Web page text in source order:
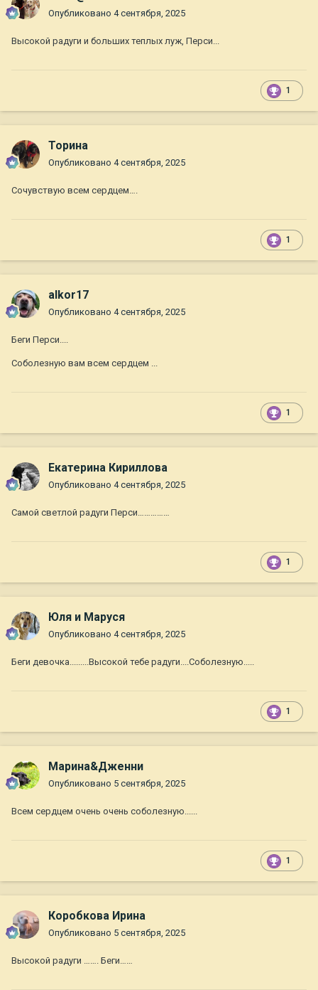
Опубликовано 4 сентября, 2025
Высокой радуги и больших теплых луж, Перси...
1
Торина
Опубликовано 4 сентября, 2025
Сочувствую всем сердцем….
1
alkor17
Опубликовано 4 сентября, 2025
Беги Перси....
Соболезную вам всем сердцем ...
1
Екатерина Кириллова
Опубликовано 4 сентября, 2025
Самой светлой радуги Перси……………
1
Юля и Маруся
Опубликовано 4 сентября, 2025
Беги девочка.........Высокой тебе радуги....Соболезную.....
1
Марина&Дженни
Опубликовано 5 сентября, 2025
Всем сердцем очень очень соболезную......
1
Коробкова Ирина
Опубликовано 5 сентября, 2025
Высокой радуги ……. Беги……